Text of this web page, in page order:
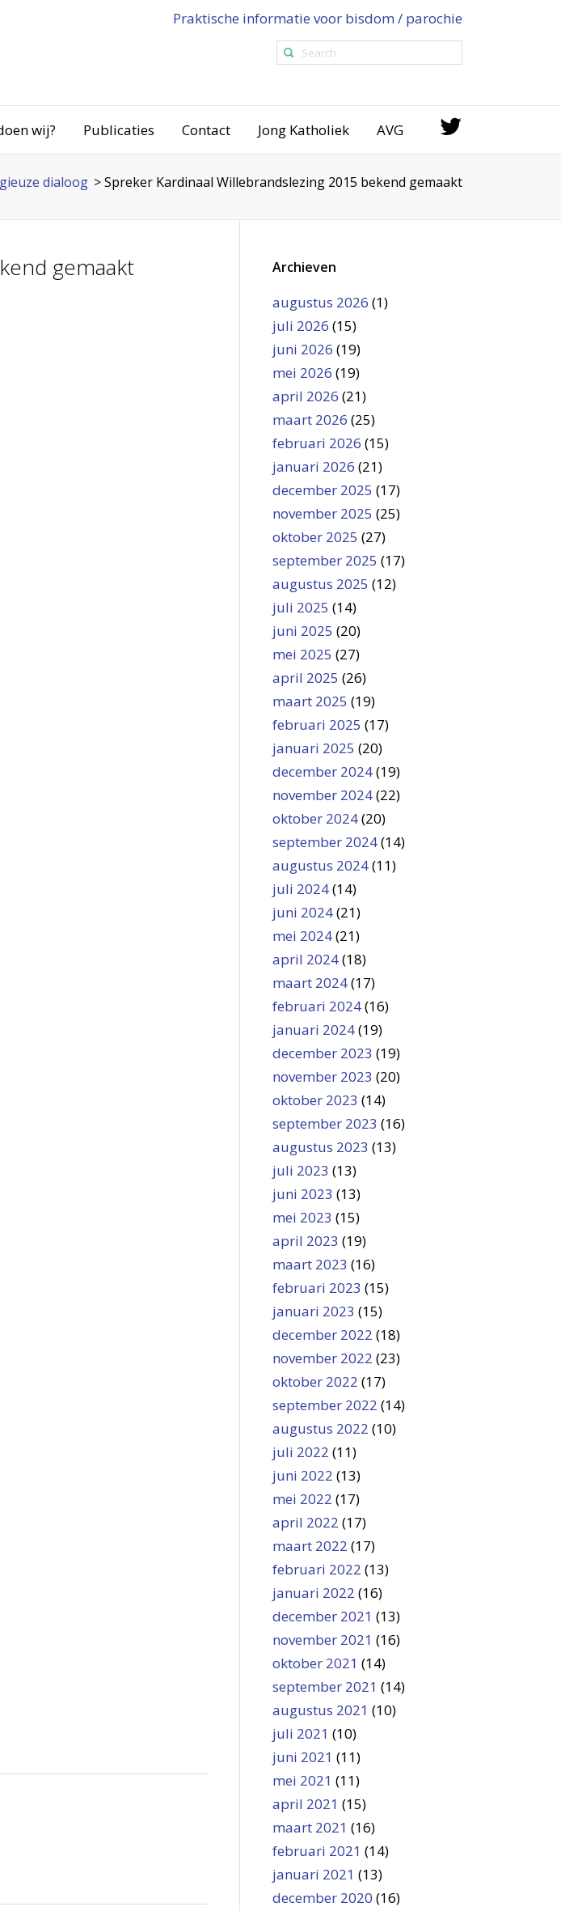
Praktische informatie voor bisdom / parochie
wij? Publicaties Contact Jong Katholiek AVG
dialoog >Spreker Kardinaal Willebrandslezing 2015 bekend gemaakt
gemaakt Archieven
augustus 2026 (1)
juli 2026 (15)
juni 2026 (19)
mei 2026 (19)
april 2026 (21)
maart 2026 (25)
februari 2026 (15)
januari 2026 (21)
december 2025 (17)
november 2025 (25)
oktober 2025 (27)
september 2025 (17)
augustus 2025 (12)
juli 2025 (14)
juni 2025 (20)
mei 2025 (27)
april 2025 (26)
maart 2025 (19)
februari 2025 (17)
januari 2025 (20)
december 2024(19)
november 2024(22)
oktober 2024(20)
september 2024(14)
augustus 2024(11)
juli 2024(14)
juni 2024(21)
mei 2024(21)
april 2024(18)
maart 2024(17)
februari 2024(16)
januari 2024(19)
december 2023 (19)
november 2023 (20)
oktober 2023 (14)
september 2023 (16)
augustus 2023 (13)
juli 2023 (13)
juni 2023 (13)
mei 2023 (15)
april 2023 (19)
maart 2023 (16)
februari 2023 (15)
januari 2023 (15)
december 2022 (18)
november 2022 (23)
oktober 2022 (17)
september 2022 (14)
augustus 2022 (10)
juli 2022 (11)
juni 2022 (13)
mei 2022 (17)
april 2022 (17)
maart 2022 (17)
februari 2022 (13)
januari 2022 (16)
december 2021 (13)
november 2021 (16)
oktober 2021 (14)
september 2021 (14)
augustus 2021 (10)
juli 2021 (10)
juni 2021 (11)
mei 2021 (11)
april 2021 (15)
maart 2021 (16)
februari 2021 (14)
januari 2021 (13)
december 2020 (16)